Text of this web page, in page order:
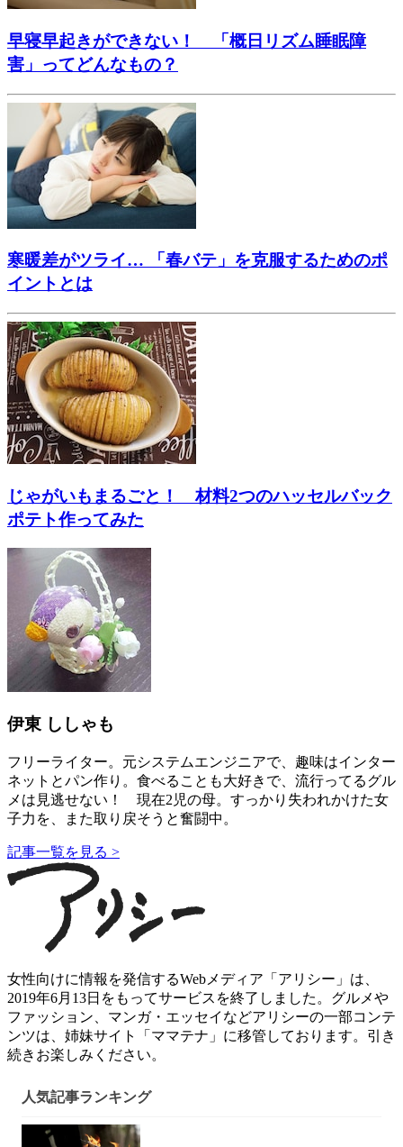
早寝早起きができない！ 「概日リズム睡眠障
害」ってどんなもの？
寒暖差がツライ… 「春バテ」を克服するためのポ
イントとは
じゃがいもまるごと！ 材料2つのハッセルバック
ポテト作ってみた
伊東 ししゃも
フリーライター。元システムエンジニアで、趣味はインター
ネットとパン作り。食べることも大好きで、流行ってるグル
メは見逃せない！ 現在2児の母。すっかり失われかけた女
子力を、また取り戻そうと奮闘中。
記事一覧を見る >
女性向けに情報を発信するWebメディア「アリシー」は、
2019年6月13日をもってサービスを終了しました。グルメや
ファッション、マンガ・エッセイなどアリシーの一部コンテ
ンツは、姉妹サイト「ママテナ」に移管しております。引き
続きお楽しみください。
人気記事ランキング